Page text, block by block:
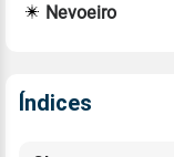
Nevoeiro
Índices